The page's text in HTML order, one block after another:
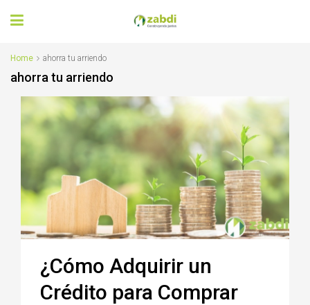
Home ahorra tu arriendo
ahorra tu arriendo
¿Cómo Adquirir un
Crédito para Comprar